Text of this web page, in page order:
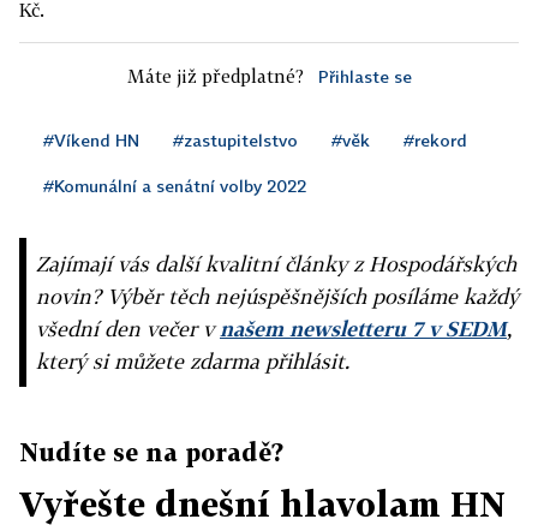
Kč.
Máte již předplatné? Přihlaste se
#Víkend HN #zastupitelstvo #věk #rekord
#Komunální a senátní volby 2022
Zajímají vás další kvalitní články z Hospodářských
novin? Výběr těch nejúspěšnějších posíláme každý
všední den večer vnašem newsletteru 7 v SEDM,
který si můžete zdarma přihlásit.
Nudíte se na poradě?
Vyřešte dnešní hlavolam HN